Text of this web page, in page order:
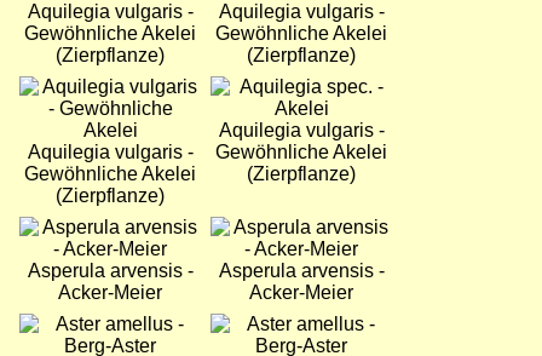
Aquilegia vulgaris -
Gewöhnliche Akelei
(Zierpflanze)
Aquilegia vulgaris -
Gewöhnliche Akelei
(Zierpflanze)
Bild
Aquilegia vulgaris -
Gewöhnliche Akelei
(Zierpflanze)
Bild
Aquilegia vulgaris -
Gewöhnliche Akelei
(Zierpflanze)
Bild
Asperula arvensis -
Acker-Meier
Bild
Asperula arvensis -
Acker-Meier
Bild
Bild